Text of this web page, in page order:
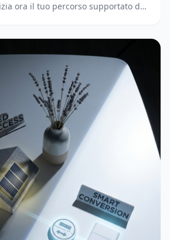
ora il tuo percorso supportato dai